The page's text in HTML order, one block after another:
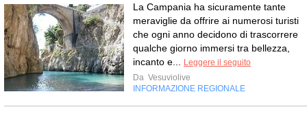
La Campania ha sicuramente tante
meraviglie da offrire ai numerosi turisti
che ogni anno decidono di trascorrere
qualche giorno immersi tra bellezza,
incanto e...
Leggere il seguito
Da Vesuviolive
INFORMAZIONE REGIONALE